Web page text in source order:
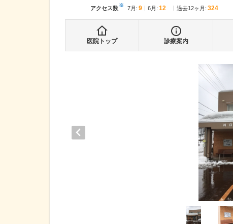
アクセス数※ 7月 : 9 6月 : 12 過去12ヶ月: 324
医院トップ 診療案内